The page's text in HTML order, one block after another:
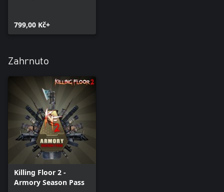
799,00 Kč+
Zahrnuto
Killing Floor 2 -
Armory Season Pass